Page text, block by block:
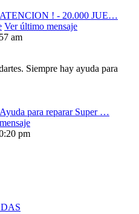
! - 20.000 JUE…
Ver último mensaje
am
Siempre hay ayuda para
para reparar Super …
pm